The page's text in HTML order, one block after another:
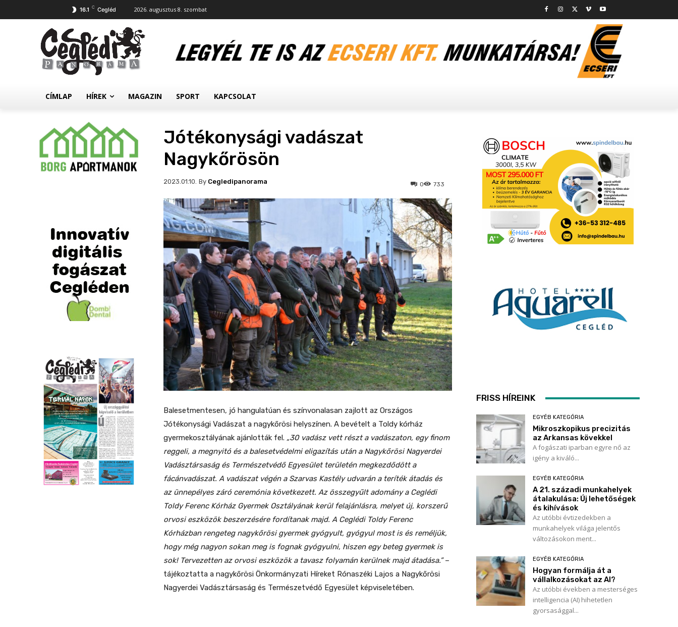
16.1 C Cegléd 2026. augusztus 8. szombat
CÍMLAP HÍREK MAGAZIN SPORT KAPCSOLAT
Jótékonysági vadászat
Nagykőrösön
2023.01.10. 733
0
By Cegledipanorama
Balesetmentesen, jó hangulatúan és színvonalasan zajlott az Országos
Jótékonysági Vadászat a nagykőrösi helyszínen. A bevételt a Toldy kórház
gyermekosztályának ajánlották fel. „30 vadász vett részt a vadászaton, egy finom
reggeli, a megnyitó és a balesetvédelmi eligazítás után a Nagykőrösi Nagyerdei
Vadásztársaság és Természetvédő Egyesület területén megkezdődött a
fácánvadászat. A vadászat végén a Szarvas Kastély udvarán a teríték átadás és
az ünnepélyes záró ceremónia következett. Az összegyűlt adomány a Ceglédi
Toldy Ferenc Kórház Gyermek Osztályának kerül felajánlásra, melyet új, korszerű
orvosi eszközök beszerzésére fordítanak majd. A Ceglédi Toldy Ferenc
Kórházban rengeteg nagykőrösi gyermek gyógyult, gyógyul most is és reméljük,
hogy még nagyon sokan meg is fognak gyógyulni, hiszen egy beteg gyermek is
sok! Tervezetten az orvosi eszközök a tavasz folyamán kerülnek majd átadása.”–
tájékoztatta a nagykőrösi Önkormányzati Híreket Rónaszéki Lajos a Nagykőrösi
Nagyerdei Vadásztársaság és Természetvédő Egyesület képviseletében.
FRISS HÍREINK
EGYÉB KATEGÓRIA
Mikroszkopikus precizitás
az Arkansas kövekkel
A fogászati iparban egyre nő az
igény a kiváló...
EGYÉB KATEGÓRIA
A 21. századi munkahelyek
átalakulása: Új lehetőségek
és kihívások
Az utóbbi évtizedekben a
munkahelyek világa jelentős
változásokon ment...
EGYÉB KATEGÓRIA
Hogyan formálja át a
vállalkozásokat az AI?
Az utóbbi években a mesterséges
intelligencia (AI) hihetetlen
gyorsasággal...